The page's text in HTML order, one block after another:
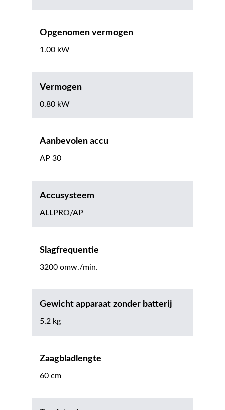
Opgenomen vermogen
1.00 kW
Vermogen
0.80 kW
Aanbevolen accu
AP 30
Accusysteem
ALLPRO/AP
Slagfrequentie
3200 omw./min.
Gewicht apparaat zonder batterij
5.2 kg
Zaagbladlengte
60 cm